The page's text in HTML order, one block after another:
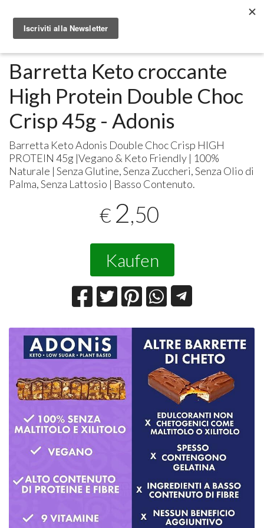
Barretta Keto croccante
High Protein Double Choc
Crisp 45g - Adonis
Barretta Keto Adonis Double Choc Crisp HIGH
PROTEIN 45g |Vegano & Keto Friendly | 100%
Naturale | Senza Glutine, Senza Zuccheri, Senza Olio di
Palma, Senza Lattosio | Basso Contenuto.
€ 2,50
Kaufen